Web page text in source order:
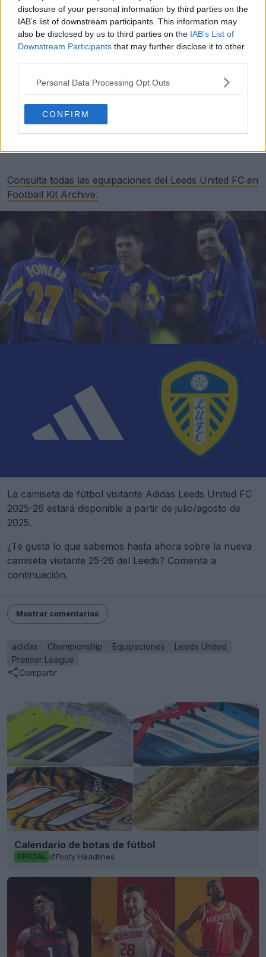
disclosure of your personal information by third parties on the
IAB’s list of downstream participants. This information may
also be disclosed by us to third parties on the IAB’s List of
Downstream Participants that may further disclose it to other
Personal Data Processing Opt Outs
CONFIRM
Consulta todas las equipaciones del Leeds United FC en
Football Kit Archive.
La camiseta de fútbol visitante Adidas Leeds United FC
2025-26 estará disponible a partir de julio/agosto de
2025.
¿Te gusta lo que sabemos hasta ahora sobre la nueva
camiseta visitante 25-26 del Leeds? Comenta a
continuación.
Mostrar comentarios
adidas Championship Equipaciones
Leeds United
Premier League
Compartir
Calendario de botas de fútbol
OFICIAL Footy Headlines